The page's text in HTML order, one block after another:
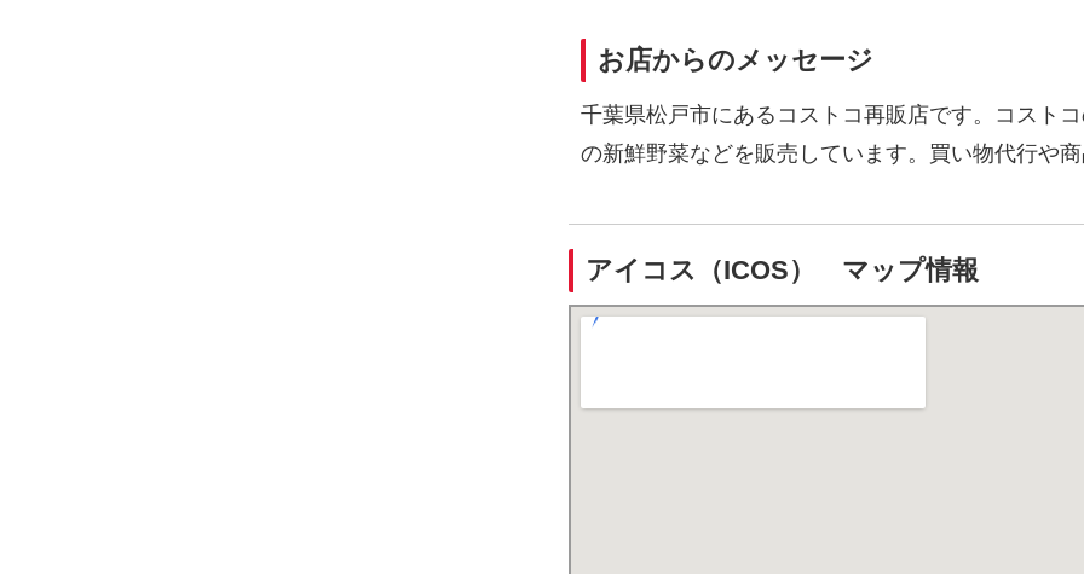
お店からのメッセージ
千葉県松戸市にあるコストコ再販店です。コスト
の新鮮野菜などを販売しています。買い物代行や
アイコス（ICOS） マップ情報